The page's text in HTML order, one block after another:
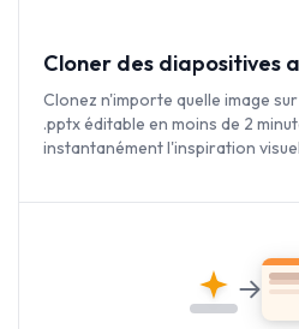
Cloner des diapositives
Clonez n'importe quelle image
.pptx éditable en moins de 2
instantanément l'inspiration